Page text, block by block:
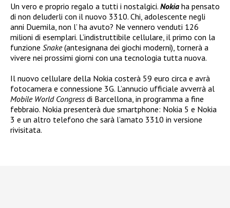
Un vero e proprio regalo a tutti i nostalgici. Nokia ha pensato
di non deluderli con il nuovo 3310. Chi, adolescente negli
anni Duemila, non l’ ha avuto? Ne vennero venduti 126
milioni di esemplari. L’indistruttibile cellulare, il primo con la
funzione Snake(antesignana dei giochi moderni), tornerà a
vivere nei prossimi giorni con una tecnologia tutta nuova.
Il nuovo cellulare della Nokia costerà 59 euro circa e avrà
fotocamera e connessione 3G. L’annucio ufficiale avverrà al
Mobile World Congressdi Barcellona, in programma a fine
febbraio. Nokia presenterà due smartphone: Nokia 5 e Nokia
3 e un altro telefono che sarà l’amato 3310 in versione
rivisitata.